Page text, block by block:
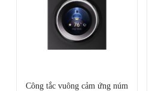
Công tắc vuông cảm ứng núm